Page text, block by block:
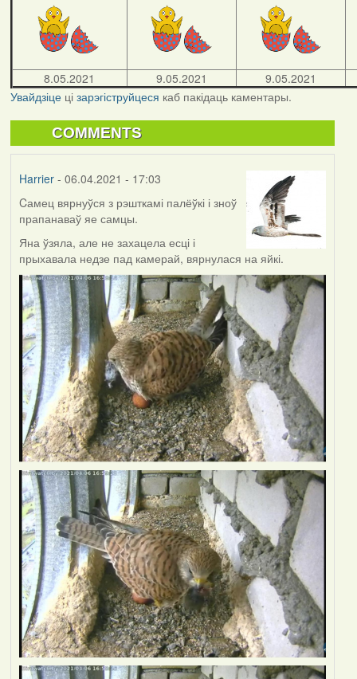
8.05.2021 9.05.2021
9.05.2021
Увайдзіцеці зарэгіструйцеся каб пакідаць каментары.
COMMENTS
Harrier- 06.04.2021 - 17:03
Cамец вярнуўся з рэшткамі палёўкі і зноў
прапанаваў яе самцы.
Яна ўзяла, але не захацела есці і
прыхавала недзе пад камерай, вярнулася на яйкі.